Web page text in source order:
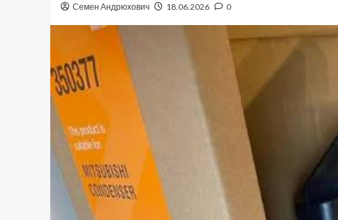
Семен Андрюхович 18.06.2026 0